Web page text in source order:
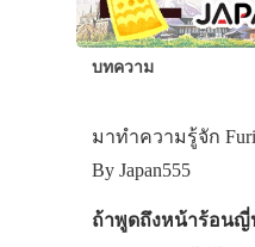
บทความ
มาทำความรู้จัก
By Japan555
ถ้าพูดถึงหน้าร้อนญี่